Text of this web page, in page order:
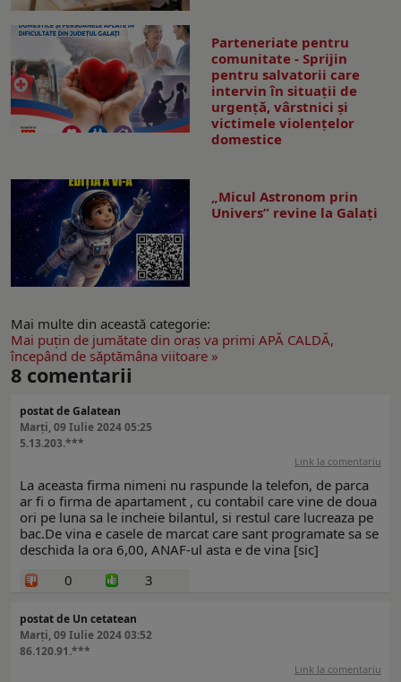
Parteneriate pentru
comunitate - Sprijin
pentru salvatorii care
intervin în situații de
urgență, vârstnici și
victimele violențelor
domestice
„Micul Astronom prin
Univers” revine la Galați
Mai multe din această categorie:
Mai puţin de jumătate din oraş va primi APĂ CALDĂ,
începând de săptămâna viitoare »
8 comentarii
postat de Galatean
Marți, 09 Iulie 2024 05:25
5.13.203.***
Link la comentariu
La aceasta firma nimeni nu raspunde la telefon, de parca
ar fi o firma de apartament , cu contabil care vine de doua
ori pe luna sa le incheie bilantul, si restul care lucreaza pe
bac.De vina e casele de marcat care sant programate sa se
deschida la ora 6,00, ANAF-ul asta e de vina [sic]
0
3
postat de Un cetatean
Marți, 09 Iulie 2024 03:52
86.120.91.***
Link la comentariu